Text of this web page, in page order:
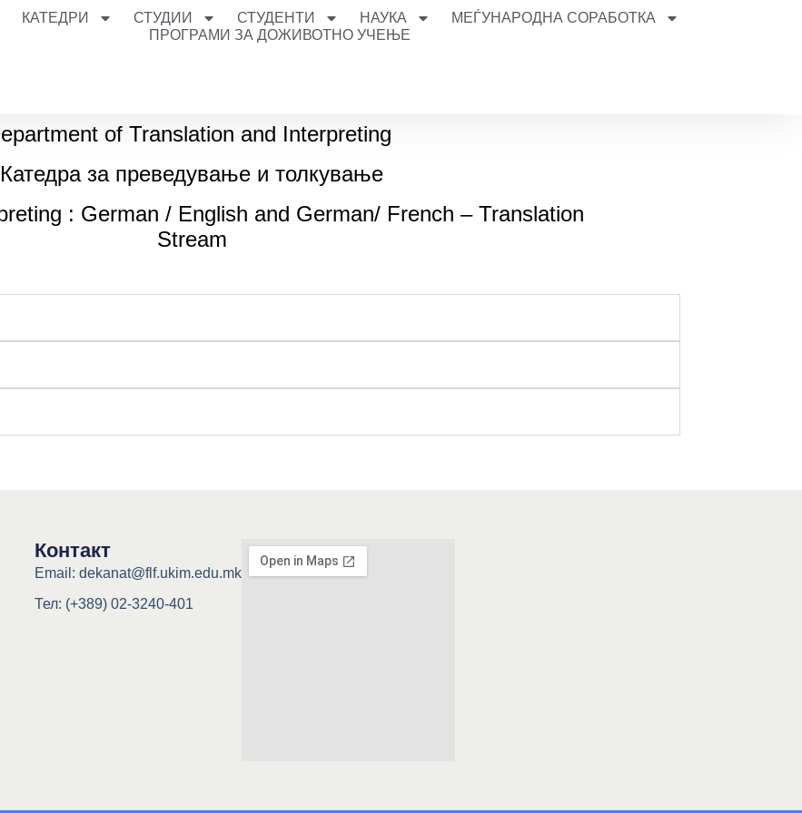
КАТЕДРИ СТУДИИ СТУДЕНТИ НАУКА
МЕЃУНАРОДНА СОРАБОТКА
ПРОГРАМИ ЗА ДОЖИВОТНО УЧЕЊЕ
of Translation and Interpreting
Катедра за преведување и толкување
: German / English and German/ French – Translation
Stream
Контакт
Email: dekanat@flf.ukim.edu.mk
Тел: (+389) 02-3240-401